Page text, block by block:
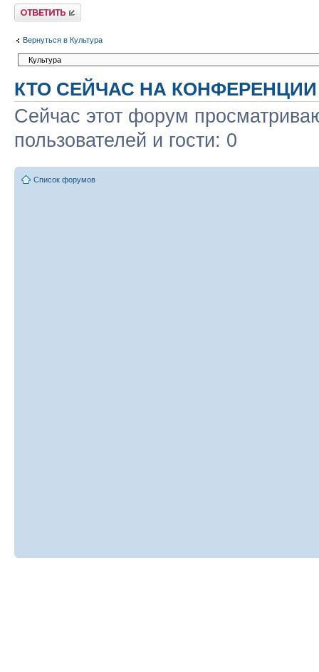
Ответить
Вернуться в Культура
КТО СЕЙЧАС НА КОНФЕРЕНЦИИ
Сейчас этот форум
пользователей и гости: 0
Список форумов